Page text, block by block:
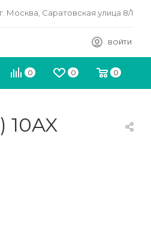
г. Москва, Саратовская улица 8/1
ВОЙТИ
0 0 0
10AX